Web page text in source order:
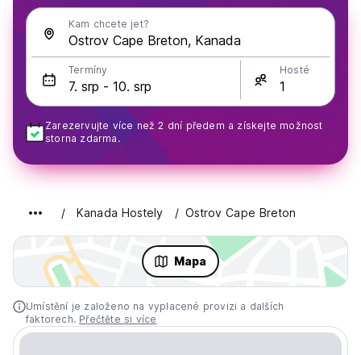
Kam chcete jet?
Termíny Hosté
Zarezervujte více než 2 dní předem a získejte možnost
storna zdarma.
Kanada Hostely Ostrov Cape Breton
Mapa
Umístění je založeno na vyplacené provizi a dalších
faktorech. Přečtěte si více